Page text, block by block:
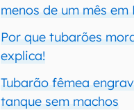
menos de um mês em
Por que tubarões
explica!
Tubarão fêmea
tanque sem machos